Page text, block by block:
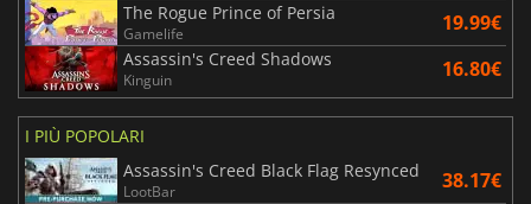
The Rogue Prince of Persia
Gamelife 19.99€
Assassin's Creed Shadows
Kinguin 16.80€
I PIÙ POPOLARI
Assassin's Creed Black Flag Resynced
LootBar 38.17€